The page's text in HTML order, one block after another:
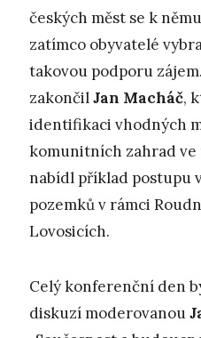
českých měst se k
zatímco obyvatelé
takovou podporu
zakončilJan Macháč,
identifikaci vhodných
komunitních zahrad
nabídl příklad postupu
pozemků v rámci
Lovosicích.
Celý konferenční den
diskuzí moderovanou